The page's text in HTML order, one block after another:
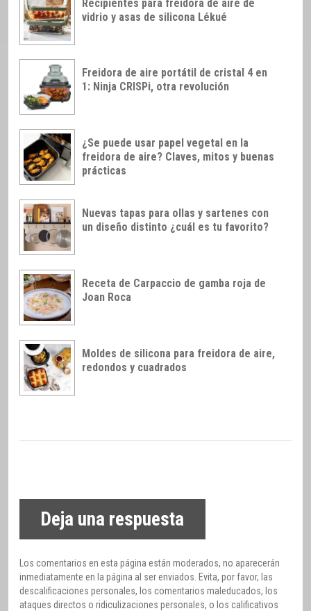
Recipientes para freidora de aire de
vidrio y asas de silicona Lékué
Freidora de aire portátil de cristal 4 en
1: Ninja CRISPi, otra revolución
¿Se puede usar papel vegetal en la
freidora de aire? Claves, mitos y buenas
prácticas
Nuevas tapas para ollas y sartenes con
un diseño distinto ¿cuál es tu favorito?
Receta de Carpaccio de gamba roja de
Joan Roca
Moldes de silicona para freidora de aire,
redondos y cuadrados
Deja una respuesta
Los comentarios en esta página están moderados, no aparecerán
inmediatamente en la página al ser enviados. Evita, por favor, las
descalificaciones personales, los comentarios maleducados, los
ataques directos o ridiculizaciones personales, o los calificativos